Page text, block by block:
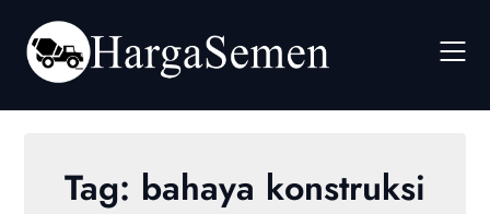
content
Tag: bahaya konstruksi